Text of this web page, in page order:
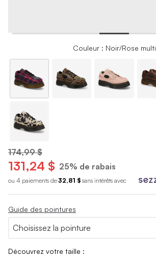
Couleur : Noir/Rose multi
174,99 $
131,24 $ 25% de rabais
ou 4 paiements de32,81 $ sans intérêts avec
Guide des pointures
Découvrez votre taille :